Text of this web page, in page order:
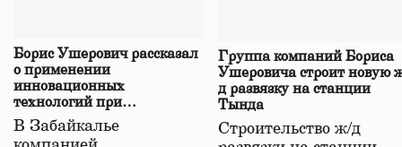
Борис Ушерович рассказал
о применении
инновационных
технологий при
строительстве нового моста
в Забайкалье
В Забайкалье
Группа компаний Бориса
Ушеровича строит новую
д развязку на станции
Тында
Строительство ж/д